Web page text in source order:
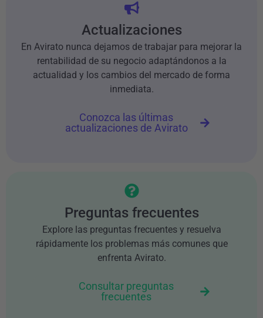
Actualizaciones
En Avirato nunca dejamos de trabajar para mejorar la
rentabilidad de su negocio adaptándonos a la
actualidad y los cambios del mercado de forma
inmediata.
Conozca las últimas
actualizaciones de Avirato
Preguntas frecuentes
Explore las preguntas frecuentes y resuelva
rápidamente los problemas más comunes que
enfrenta Avirato.
Consultar preguntas
frecuentes